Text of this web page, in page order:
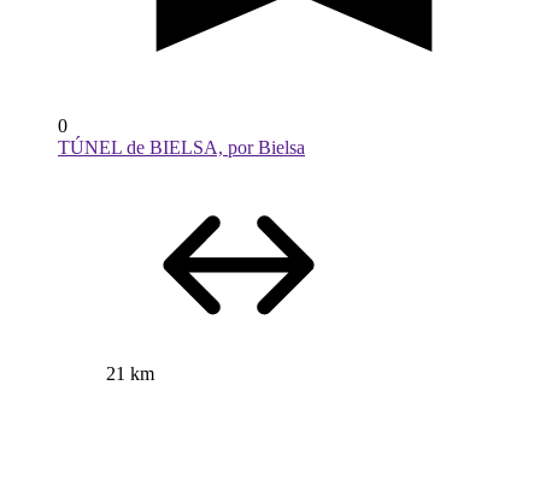
0
TÚNEL de BIELSA, por Bielsa
21 km